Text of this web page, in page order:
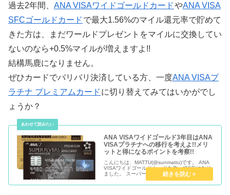
過去2年間、 ANA VISAワイドゴールドカードやANA VISA
SFCゴールドカード で最大1.56%のマイル還元率で貯めて
きた方は、まだワールドプレゼントをマイルに交換してい
ないのなら+0.5%マイルが増えますよ!!
結構馬鹿になりません。
ぜひカードでバリバリ決済している方、一度ANA VISAプ
ラチナ プレミアムカード に切り替えてみてはいかがでし
ょうか？
ANA VISAワイドゴールド3年目はANA
VISAプラチナへの移行を考えよ!!メリ
ットと得になるポイントを考察!!
こんにちは、MATTU(@sunmattu)です。 ANA
VISAワイドゴールドカードを作って3年になり
ました。 スーパーフライヤーズカード(SFC)に
移行していますが、還元率で言えば事実上同じ
仕様のカードとなっています。 3年分、ANA...